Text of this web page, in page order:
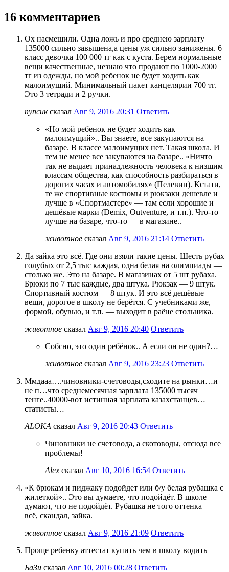
16 комментариев
Ох насмешили. Одна ложь и про среднею зарплату
135000 сильно завышена,а цены уж сильно занижены. 6
класс девочка 100 000 тг как с куста. Берем нормальные
вещи качественные, незнаю что продают по 1000-2000
тг из одежды, но мой ребенок не будет ходить как
малоимущий. Минимальный пакет канцелярии 700 тг.
Это 3 тетради и 2 ручки.
пупсиксказал Авг 9, 2016 20:31 Ответить
«Но мой ребенок не будет ходить как
малоимущий».. Вы знаете, все закупаются на
базаре. В классе малоимущих нет. Такая школа. И
тем не менее все закупаются на базаре.. «Ничто
так не выдает принадлежность человека к низшим
классам общества, как способность разбираться в
дорогих часах и автомобилях» (Пелевин). Кстати,
те же спортивные костюмы и рюкзаки дешевле и
лучше в «Спортмастере» — там если хорошие и
дешёвые марки (Demix, Outventure, и т.п.). Что-то
лучше на базаре, что-то — в магазине..
животное сказал Авг 9, 2016 21:14 Ответить
Да зайка это всё. Где они взяли такие цены. Шесть рубах
голубых от 2,5 тыс каждая, одна белая на олимпиады —
столько же. Это на базаре. В магазинах от 5 шт рубаха.
Брюки по 7 тыс каждые, два штука. Рюкзак — 9 штук.
Спортивный костюм — 8 штук. И это всё дешёвые
вещи, дорогое в школу не берётся. С учебниками же,
формой, обувью, и т.п. — выходит в раёне стольника.
животное сказал Авг 9, 2016 20:40 Ответить
Собсно, это один ребёнок.. А если он не один?…
животное сказал Авг 9, 2016 23:23 Ответить
Ммдааа….чиновники-счетоводы,сходите на рынки…и
не п…что среднемесячная зарплата 135000 тысяч
тенге..40000-вот истинная зарплата казахстанцев…
статисты…
ALOKA сказал Авг 9, 2016 20:43 Ответить
Чиновники не счетовода, а скотоводы, отсюда все
проблемы!
Alex сказал Авг 10, 2016 16:54 Ответить
«К брюкам и пиджаку подойдет или б/у белая рубашка с
жилеткой».. Это вы думаете, что подойдёт. В школе
думают, что не подойдёт. Рубашка не того оттенка —
всё, скандал, зайка.
животное сказал Авг 9, 2016 21:09 Ответить
Проще ребенку аттестат купить чем в школу водить
БаЗи сказал Авг 10, 2016 00:28 Ответить